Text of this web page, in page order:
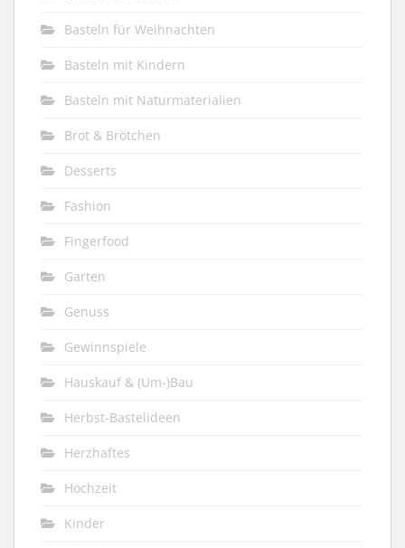
Basteln für Weihnachten
Basteln mit Kindern
Basteln mit Naturmaterialien
Brot & Brötchen
Desserts
Fashion
Fingerfood
Garten
Genuss
Gewinnspiele
Hauskauf & (Um-)Bau
Herbst-Bastelideen
Herzhaftes
Hochzeit
Kinder